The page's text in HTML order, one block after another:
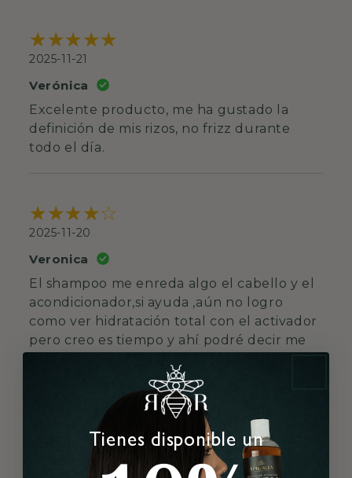
2025-11-21
Verónica
Excelente producto, me ha gustado la
definición de mis rizos, no frizz durante
todo el día.
2025-11-20
Veronica
El shampoo me enreda algo el cabello y el
acondicionador,si ayuda ,aún no logro
como ver hidratación total con el activador
pero creo es tiempo y ahí podré decir me
Tienes disponible un